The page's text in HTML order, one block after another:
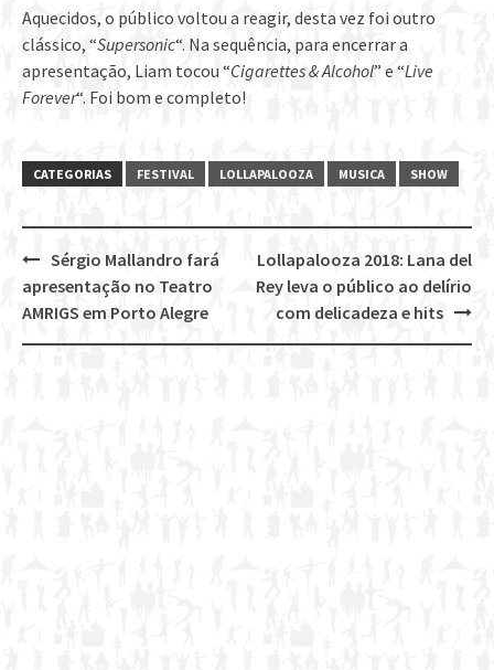
Aquecidos, o público voltou a reagir, desta vez foi outro
clássico, “Supersonic“. Na sequência, para encerrar a
apresentação, Liam tocou “Cigarettes & Alcohol” e “Live
Forever“. Foi bom e completo!
CATEGORIAS FESTIVAL LOLLAPALOOZA MUSICA SHOW
Post
navigation
Lollapalooza 2018: Lana del
Rey leva o público ao delírio
com delicadeza e hits
Sérgio Mallandro fará
apresentação no Teatro
AMRIGS em Porto Alegre